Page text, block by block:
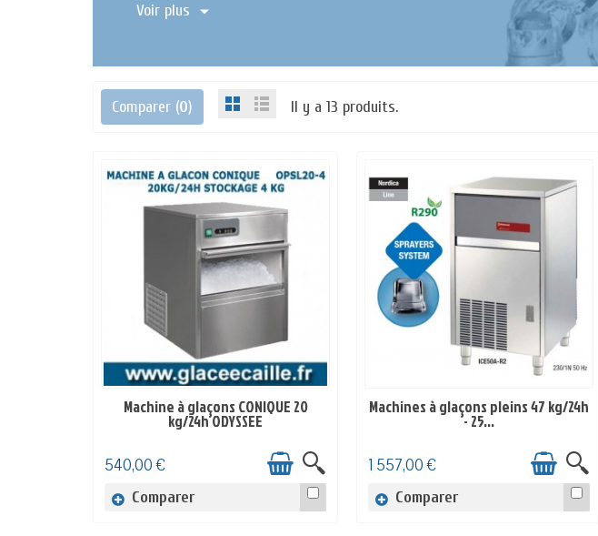
Voir plus
Comparer (0) Il y a 13 produits.
EN STOCK
Machine à glaçons CONIQUE 20
kg/24h ODYSSEE
540,00 €
Comparer
EN STOCK
Machines à glaçons pleins 47 kg/24h
- 25...
1 557,00 €
Comparer